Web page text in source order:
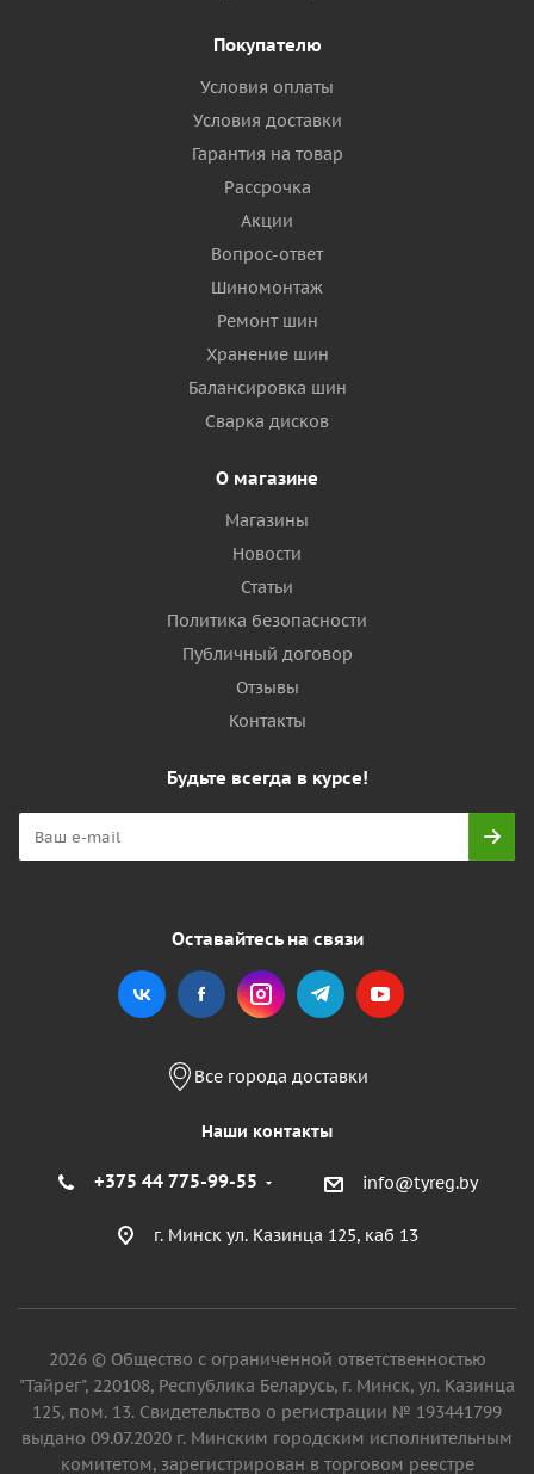
Покупателю
Условия оплаты
Условия доставки
Гарантия на товар
Рассрочка
Акции
Вопрос-ответ
Шиномонтаж
Ремонт шин
Хранение шин
Балансировка шин
Сварка дисков
О магазине
Магазины
Новости
Статьи
Политика безопасности
Публичный договор
Отзывы
Контакты
Будьте всегда в курсе!
Оставайтесь на связи
Все города доставки
Наши контакты
+375 44 775-99-55 info@tyreg.by
г. Минск ул. Казинца 125, каб 13
2026 © Общество с ограниченной ответственностью
"Тайрег", 220108, Республика Беларусь, г. Минск, ул. Казинца
125, пом. 13. Свидетельство о регистрации № 193441799
выдано 09.07.2020 г. Минским городским исполнительным
комитетом, зарегистрирован в торговом реестре